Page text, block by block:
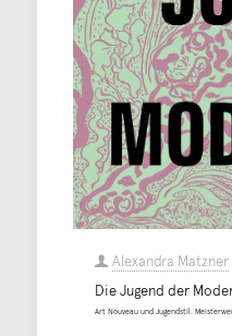
Alexandra Matzner
Die Jugend der
Art Nouveau und Jugendstil.